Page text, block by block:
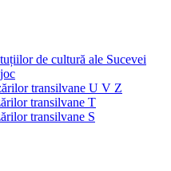
de cultură ale Sucevei
transilvane U V Z
transilvane T
transilvane S